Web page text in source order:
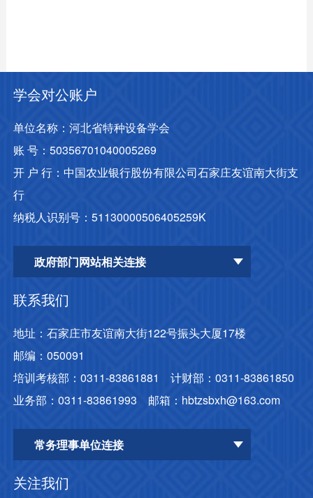
学会对公账户
单位名称：河北省特种设备学会
账 号：50356701040005269
开 户 行：中国农业银行股份有限公司石家庄友谊南大街支
行
纳税人识别号：51130000506405259K
政府部门网站相关连接
联系我们
地址：石家庄市友谊南大街122号振头大厦17楼
邮编：050091
培训考核部：0311-83861881    计财部：0311-83861850
业务部：0311-83861993    邮箱：hbtzsbxh@163.com
常务理事单位连接
关注我们